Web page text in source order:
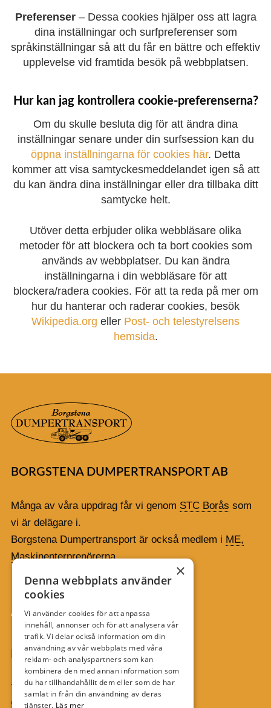
Preferenser– Dessa cookies hjälper oss att lagra
dina inställningar och surfpreferenser som
språkinställningar så att du får en bättre och effektiv
upplevelse vid framtida besök på webbplatsen.
Hur kan jag kontrollera cookie-preferenserna?
Om du skulle besluta dig för att ändra dina
inställningar senare under din surfsession kan du
öppna inställningarna för cookies här. Detta
kommer att visa samtyckesmeddelandet igen så att
du kan ändra dina inställningar eller dra tillbaka ditt
samtycke helt.
Utöver detta erbjuder olika webbläsare olika
metoder för att blockera och ta bort cookies som
används av webbplatser. Du kan ändra
inställningarna i din webbläsare för att
blockera/radera cookies. För att ta reda på mer om
hur du hanterar och raderar cookies, besök
Wikipedia.org eller Post- och telestyrelsens
hemsida.
BORGSTENA DUMPERTRANSPORT AB
Många av våra uppdrag får vi genom STC Borås som
vi är delägare i.
Borgstena Dumpertransport är också medlem i ME,
Maskinenterprenörerna.
HITTA HIT
Tämtavägen 10
513 97 Borgstena
×
Denna webbplats använder
cookies
Vi använder cookies för att anpassa
innehåll, annonser och för att analysera vår
trafik. Vi delar också information om din
användning av vår webbplats med våra
reklam- och analyspartners som kan
kombinera den med annan information som
du har tillhandahållit dem eller som de har
samlat in från din användning av deras
tjänster. Läs mer